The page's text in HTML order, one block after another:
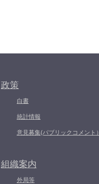
政策
白書
統計情報
意見募集(パブリックコメント）
組織案内
外局等